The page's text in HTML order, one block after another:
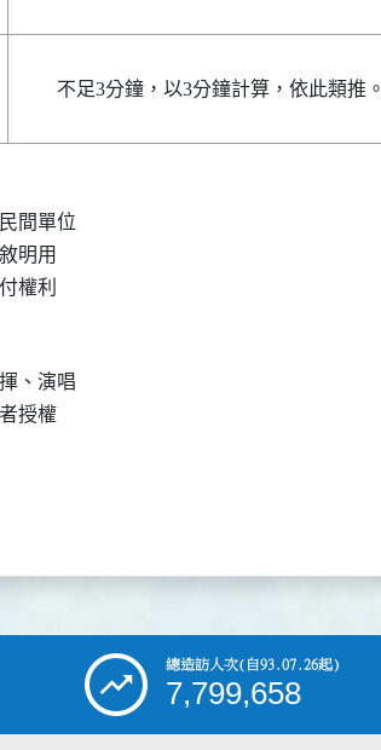
不足3分鐘，以3分鐘計算，依此類推。
間單位
明用
權利
、演唱
授權
總造訪人次(自93.07.26起)
7,799,658